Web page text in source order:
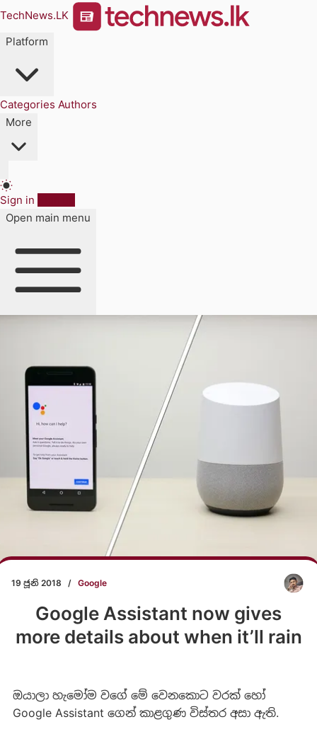
TechNews.LK
Platform
Categories Authors
More
Sign in
Open main menu
19 ජූනි 2018 / Google
Google Assistant now gives
more details about when it’ll rain
ඔයාලා හැමෝම වගේ මේ වෙනකොට වරක් හෝ
Google Assistant ගෙන් කාළගුණ විස්තර අසා ඇති.